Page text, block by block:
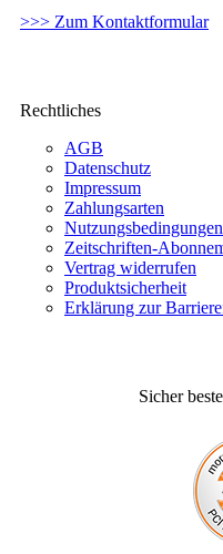
>>> Zum Kontaktformular
Rechtliches
AGB
Datenschutz
Impressum
Zahlungsarten
Zeitschriften-
Vertrag widerrufen
Produktsicherheit
Erklärung zur
Sicher